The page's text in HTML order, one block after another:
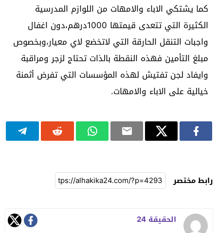
كما يشتكي الاباء والامهات من اللوازم المدرسية
الكثيرة التي تتعدى قيمتها 1000درهم،دون اغفال
واجبات التنقل الحارقة التي لاتخضع لاي معيار،وبخصوص
مبلغ التأمين فهذه النقطة بالذات تحتاج لزجر ومراقبة
وايفاد لجن تفتيش لهذه المؤسسات التي تفرض أثمنة
خيالية على الاباء والامهات.
رابط مختصر
الحقيقة 24